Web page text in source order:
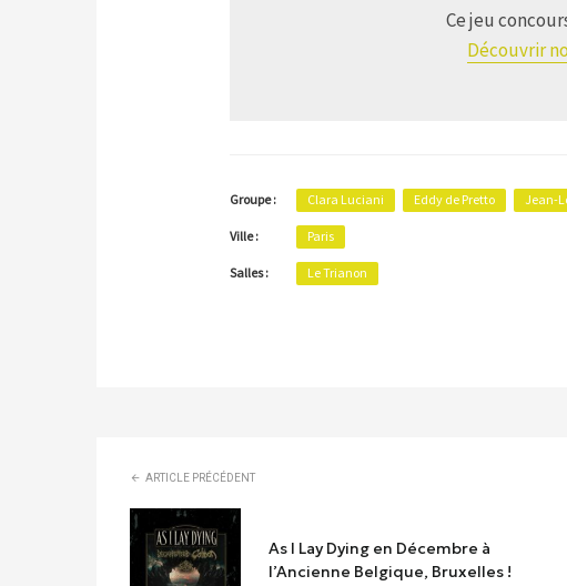
Ce jeu
Découvrir
Groupe : Clara Luciani Eddy de Pretto Jean-
Ville : Paris
Salles : Le Trianon
ARTICLE PRÉCÉDENT
As I Lay Dying en Décembre à
l’Ancienne Belgique, Bruxelles !